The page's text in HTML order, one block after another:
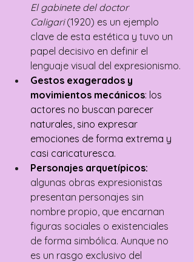
El gabinete del doctor
Caligari (1920) es un ejemplo
clave de esta estética y tuvo un
papel decisivo en definir el
lenguaje visual del expresionismo.
Gestos exagerados y
movimientos mecánicos: los
actores no buscan parecer
naturales, sino expresar
emociones de forma extrema y
casi caricaturesca.
Personajes arquetípicos:
algunas obras expresionistas
presentan personajes sin
nombre propio, que encarnan
figuras sociales o existenciales
de forma simbólica. Aunque no
es un rasgo exclusivo del